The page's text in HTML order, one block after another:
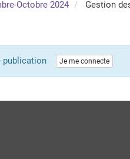
Octobre 2024 Gestion
publication Je me connecte